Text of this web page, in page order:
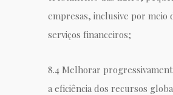
empresas, inclusive por meio
serviços financeiros;
8.4 Melhorar
a eficiência dos recursos